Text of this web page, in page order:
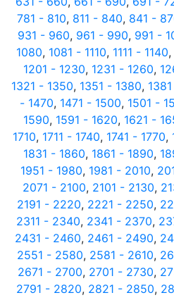
781 - 810, 811 - 840, 841 -
931 - 960, 961 - 990, 991 -
1080, 1081 - 1110, 1111 - 1140,
1201 - 1230, 1231 - 1260,
1321 - 1350, 1351 - 1380,
- 1470, 1471 - 1500, 1501 -
1590, 1591 - 1620, 1621 -
1710, 1711 - 1740, 1741 - 1770,
1831 - 1860, 1861 - 1890,
1951 - 1980, 1981 - 2010,
2071 - 2100, 2101 - 2130,
2191 - 2220, 2221 - 2250,
2311 - 2340, 2341 - 2370,
2431 - 2460, 2461 - 2490,
2551 - 2580, 2581 - 2610,
2671 - 2700, 2701 - 2730,
2791 - 2820, 2821 - 2850,